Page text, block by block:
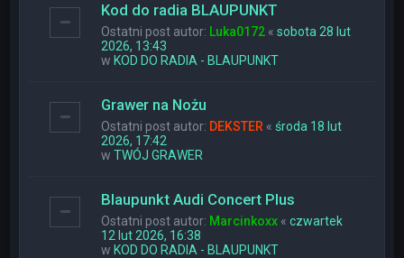
Kod do radia BLAUPUNKT
Ostatni post autor: Luka0172 «sobota 28 lut
2026, 13:43
w KOD DO RADIA - BLAUPUNKT
Grawer na Nożu
Ostatni post autor: DEKSTER «środa 18 lut
2026, 17:42
wTWÓJ GRAWER
Blaupunkt Audi Concert Plus
Ostatni post autor: Marcinkoxx «czwartek
12 lut 2026, 16:38
w KOD DO RADIA - BLAUPUNKT